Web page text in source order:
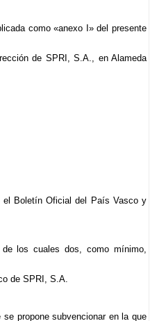
como «anexo I» del presente
de SPRI, S.A., en Alameda
el Boletín Oficial del País Vasco y
los cuales dos, como mínimo,
de SPRI, S.A.
propone subvencionar en la que